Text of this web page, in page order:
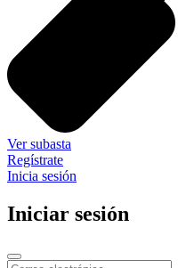
Ver subasta
Regístrate
Inicia sesión
Iniciar sesión